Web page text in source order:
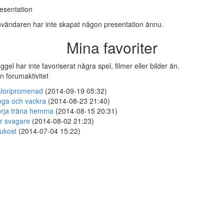
har inte skapat någon presentation ännu.
Mina favoriter
har inte favoriserat några spel, filmer eller bilder än.
forumaktivitet
(2014-09-19 05:32)
och vackra (2014-08-23 21:40)
träna hemma (2014-08-15 20:31)
svagare (2014-08-02 21:23)
(2014-07-04 15:22)